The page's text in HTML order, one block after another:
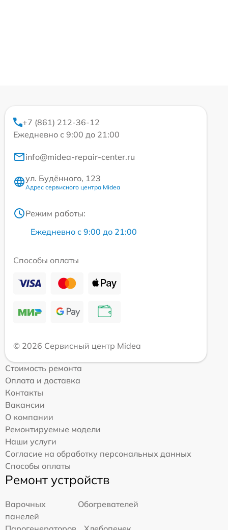
+7 (861) 212-36-12
Ежедневно с 9:00 до 21:00
info@midea-repair-center.ru
ул. Будённого, 123
Адрес сервисного центра Midea
Режим работы:
Ежедневно с 9:00 до 21:00
Способы оплаты
© 2026 Сервисный центр Midea
Стоимость ремонта
Оплата и доставка
Контакты
Вакансии
О компании
Ремонтируемые модели
Наши услуги
Согласие на обработку персональных данных
Способы оплаты
Ремонт устройств
Варочных
панелей
Обогревателей